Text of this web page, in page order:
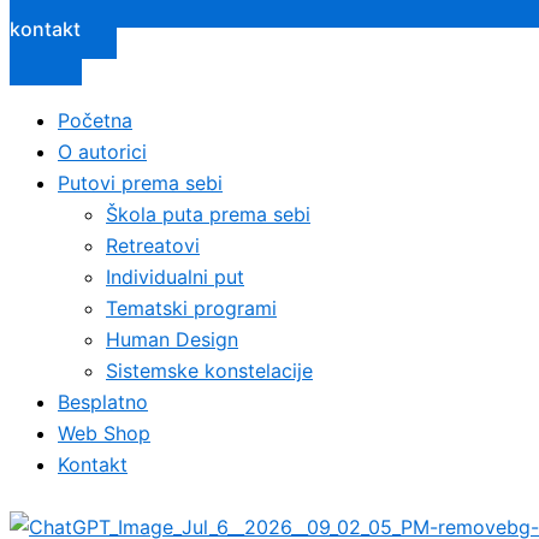
kontakt
Početna
O autorici
Putovi prema sebi
Škola puta prema sebi
Retreatovi
Individualni put
Tematski programi
Human Design
Sistemske konstelacije
Besplatno
Web Shop
Kontakt